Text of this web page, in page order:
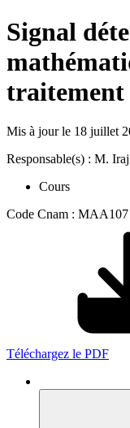
Signal
traitement
Mis à jour le 18 juillet
Responsable(s) : M.
Cours
Code Cnam : MAA107
Téléchargez le PDF